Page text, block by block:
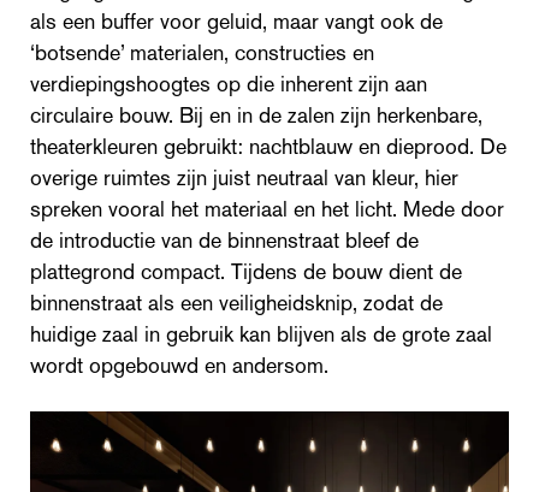
als een buffer voor geluid, maar vangt ook de
‘botsende’ materialen, constructies en
verdiepingshoogtes op die inherent zijn aan
circulaire bouw. Bij en in de zalen zijn herkenbare,
theaterkleuren gebruikt: nachtblauw en dieprood. De
overige ruimtes zijn juist neutraal van kleur, hier
spreken vooral het materiaal en het licht. Mede door
de introductie van de binnenstraat bleef de
plattegrond compact. Tijdens de bouw dient de
binnenstraat als een veiligheidsknip, zodat de
huidige zaal in gebruik kan blijven als de grote zaal
wordt opgebouwd en andersom.